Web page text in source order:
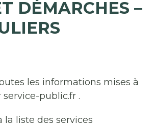
DÉMARCHES –
les informations mises à
public.fr .
la liste des services